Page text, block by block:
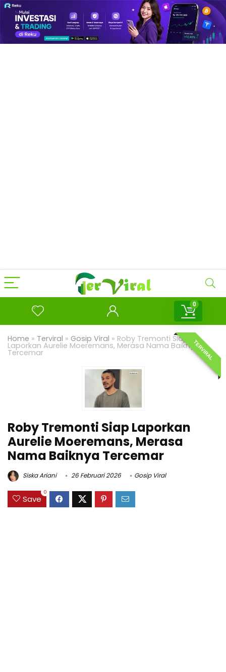
0
Home » Terviral » Gosip Viral » Roby Tremonti Siap
Laporkan Aurelie Moeremans, Merasa Nama Baiknya
Tercemar TERVIRAL
Roby Tremonti Siap Laporkan
Aurelie Moeremans, Merasa
Nama Baiknya Tercemar
Siska Ariani 26 Februari 2026 Gosip Viral
Save
0